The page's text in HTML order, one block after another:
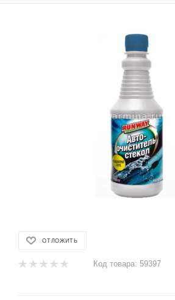
ОТЛОЖИТЬ
Код товара: 59397